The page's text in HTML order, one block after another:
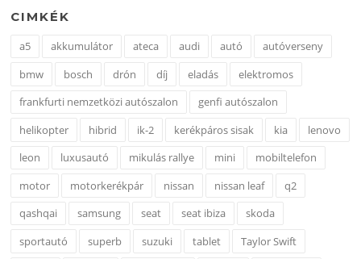
CIMKÉK
a5 akkumulátor ateca audi autó
autóverseny
bmw
bosch drón díj eladás
elektromos
frankfurti nemzetközi autószalon
genfi autószalon
helikopter
hibrid ik-2 kerékpáros sisak kia
lenovo
leon
luxusautó mikulás rallye mini
mobiltelefon
motor
motorkerékpár nissan nissan leaf
q2
qashqai
samsung seat seat ibiza
skoda
sportautó
superb suzuki tablet Taylor Swift